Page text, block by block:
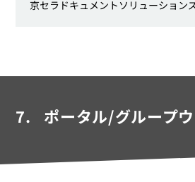
京セラドキュメントソリューション
7. ポータル/グループ